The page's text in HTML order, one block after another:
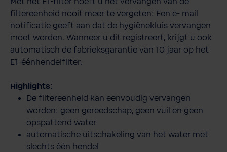
filtereenheid nooit meer te vergeten: Een e- mail
notificatie geeft aan dat de hygiënekluis vervangen
moet worden. Wanneer u dit registreert, krijgt u ook
automatisch de fabrieksgarantie van 10 jaar op het
E1-éénhendelfilter.
Highlights:
De filtereenheid kan eenvoudig vervangen
worden: geen gereedschap, geen vuil en geen
opspattend water
automatische uitschakeling van het water met
slechts één hendel